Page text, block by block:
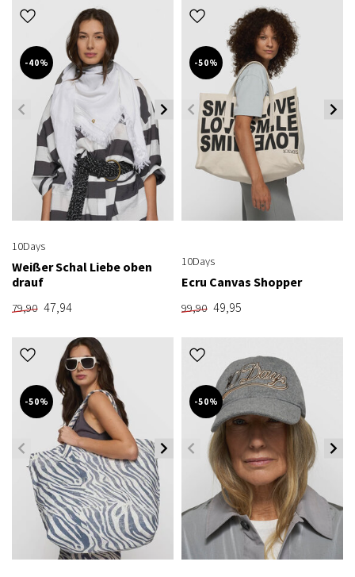
-40%
10Days
Weißer Schal Liebe oben
drauf
79,90 47,94
-50%
10Days
Ecru Canvas Shopper
99,90 49,95
-50% -50%